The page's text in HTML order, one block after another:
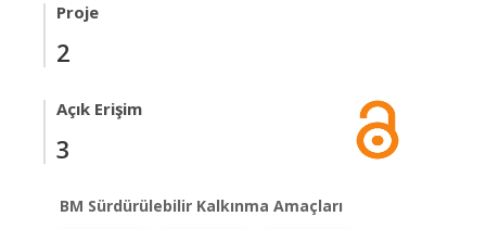
Proje
2
Açık Erişim
3
BM Sürdürülebilir Kalkınma Amaçları